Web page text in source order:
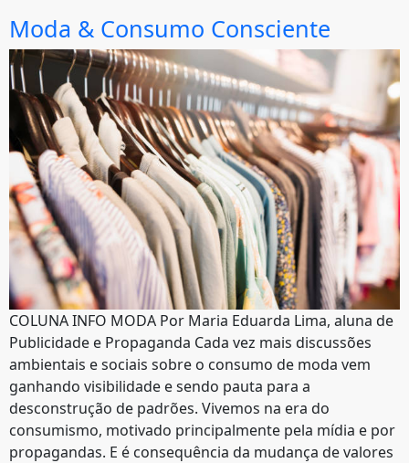
Moda & Consumo Consciente
COLUNA INFO MODA Por Maria Eduarda Lima, aluna de
Publicidade e Propaganda Cada vez mais discussões
ambientais e sociais sobre o consumo de moda vem
ganhando visibilidade e sendo pauta para a
desconstrução de padrões. Vivemos na era do
consumismo, motivado principalmente pela mídia e por
propagandas. E é consequência da mudança de valores